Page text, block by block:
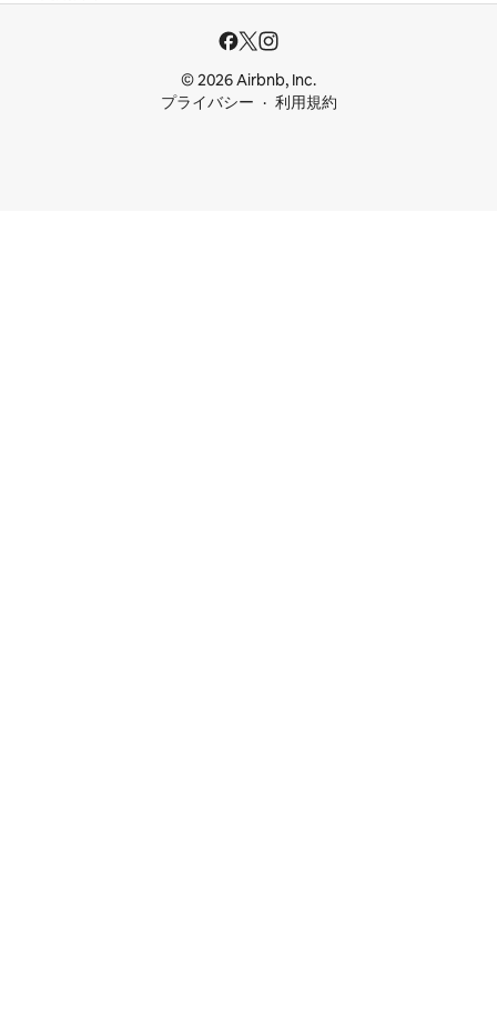
© 2026 Airbnb, Inc.
プライバシー
利用規約